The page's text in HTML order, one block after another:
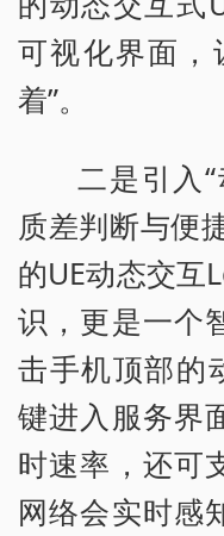
可视化界面，
着”。
二是引入
质差判断与便
的UE动态交互
识，更是一个
击手机顶部的
键进入服务界
时速率，还可
网络会实时感